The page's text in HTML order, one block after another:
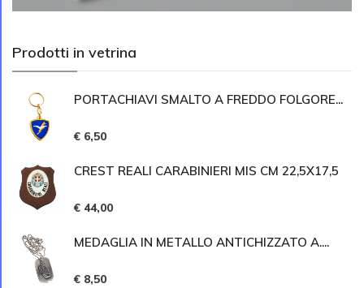
Prodotti in vetrina
PORTACHIAVI SMALTO A FREDDO FOLGORE...
€ 6,50
CREST REALI CARABINIERI MIS CM 22,5X17,5
€ 44,00
MEDAGLIA IN METALLO ANTICHIZZATO A....
€ 8,50